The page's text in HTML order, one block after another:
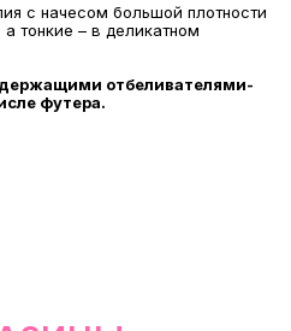
с начесом большой плотности
тонкие – в деликатном
отбеливателями-
футера.